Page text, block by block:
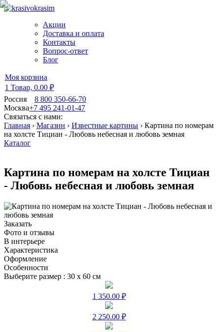
Акции
Доставка и оплата
Контакты
Вопрос-ответ
Блог
Моя корзина
1 Товар, 0.00 ₽
Россия
8 800 350-66-70
Москва+7 495 241-01-47
Связаться с нами:
Главная › Магазин › Известные картины › Картина по номерам
на холсте Тициан - Любовь небесная и любовь земная
Каталог
Картина по номерам на холсте Тициан
- Любовь небесная и любовь земная
Заказать
Фото и отзывы
В интерьере
Характеристика
Оформление
Особенности
Выберите размер : 30 х 60 см
1 350.00 ₽
2 250.00 ₽